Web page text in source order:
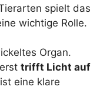
spielt das
wichtige Rolle.
Organ.
trifft Licht auf
eine klare